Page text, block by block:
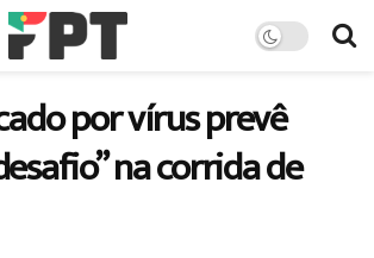
por vírus prevê
na corrida de